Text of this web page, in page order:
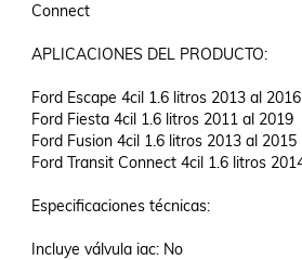
Connect
APLICACIONES DEL PRODUCTO:
Ford Escape 4cil 1.6 litros 2013 al 2016
Ford Fiesta 4cil 1.6 litros 2011 al 2019
Ford Fusion 4cil 1.6 litros 2013 al 2015
Ford Transit Connect 4cil 1.6 litros
Especificaciones técnicas:
Incluye válvula iac: No